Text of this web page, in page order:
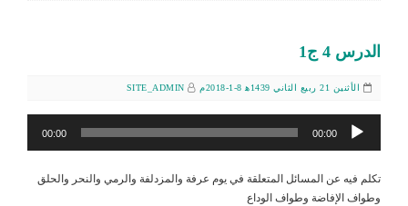
الدرس 4 ج1
الأثنين 21 ربيع الثاني 1439ﻫ 8-1-2018م SITE_ADMIN
مشغل
الصوت
00:00
00:00
تكلم فيه عن المسائل المتعلقة في يوم عرفة والمزدلفة والرمي والنحر والحلق
وطواف الإفاضة وطواف الوداع